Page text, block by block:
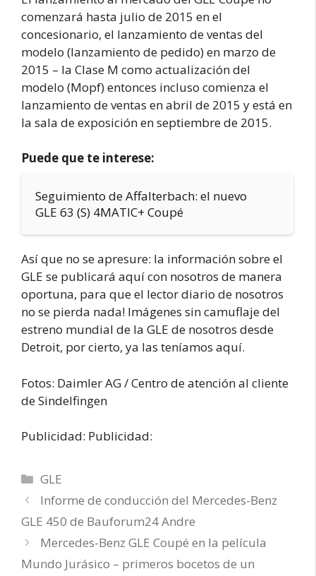
comenzará hasta julio de 2015 en el
concesionario, el lanzamiento de ventas del
modelo (lanzamiento de pedido) en marzo de
2015 – la Clase M como actualización del
modelo (Mopf) entonces incluso comienza el
lanzamiento de ventas en abril de 2015 y está en
la sala de exposición en septiembre de 2015.
Puede que te interese:
Seguimiento de Affalterbach: el nuevo
GLE 63 (S) 4MATIC+ Coupé
Así que no se apresure: la información sobre el
GLE se publicará aquí con nosotros de manera
oportuna, para que el lector diario de nosotros
no se pierda nada! Imágenes sin camuflaje del
estreno mundial de la GLE de nosotros desde
Detroit, por cierto, ya las teníamos aquí.
Fotos: Daimler AG / Centro de atención al cliente
de Sindelfingen
Publicidad: Publicidad:
Categorías
GLE
Informe de conducción del Mercedes-Benz
GLE 450 de Bauforum24 Andre
Mercedes-Benz GLE Coupé en la película
Mundo Jurásico – primeros bocetos de un